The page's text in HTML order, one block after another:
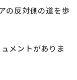
の反対側の道を歩
メントがありま